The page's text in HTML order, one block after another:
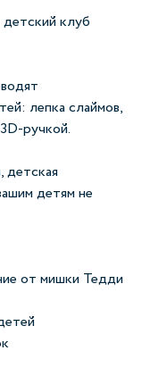
детский клуб
лепка слаймов,
ручкой.
детская
детям не
от мишки Тедди